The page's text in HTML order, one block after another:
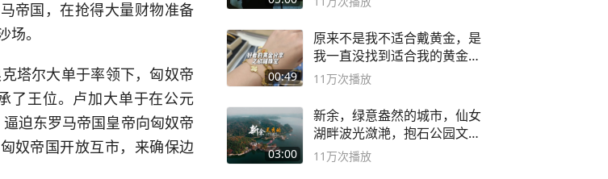
帝国，在抢得大量财物准备
。
塔尔大单于率领下，匈奴帝
了王位。卢加大单于在公元
迫东罗马帝国皇帝向匈奴帝
奴帝国开放互市，来确保边
00:49
原来不是我不适合戴黄金，是
我一直没找到适合我的黄金
😭
11万次播放
03:00
新余，绿意盎然的城市，仙女
湖畔波光潋滟，抱石公园文化
深邃……
11万次播放